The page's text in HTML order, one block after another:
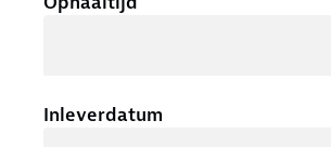
Inleverdatum